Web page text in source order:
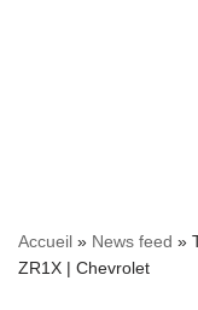
Accueil » News feed »
ZR1X | Chevrolet